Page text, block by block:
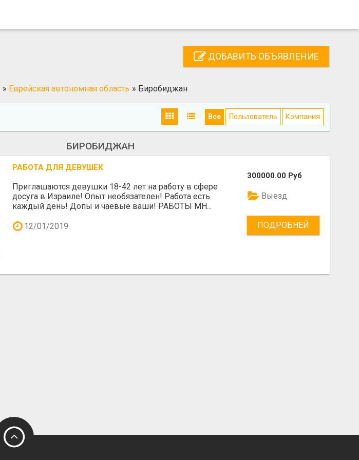
ДОБАВИТЬ ОБЪЯВЛЕНИЕ
» Еврейская автономная область » Биробиджан
Все Пользователь Компания
БИРОБИДЖАН
РАБОТА ДЛЯ ДЕВУШЕК
Приглашаются девушки 18-42 лет на работу в сфере
досуга в Израиле! Опыт необязателен! Работа есть
каждый день! Допы и чаевые ваши! РАБОТЫ МН...
12/01/2019
300000.00 Руб
Выезд
ПОДРОБНЕЙ